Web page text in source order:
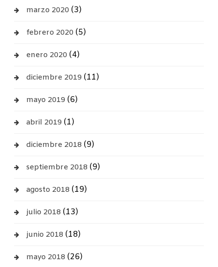
marzo 2020 (3)
febrero 2020 (5)
enero 2020 (4)
diciembre 2019 (11)
mayo 2019 (6)
abril 2019 (1)
diciembre 2018 (9)
septiembre 2018 (9)
agosto 2018 (19)
julio 2018 (13)
junio 2018 (18)
mayo 2018 (26)